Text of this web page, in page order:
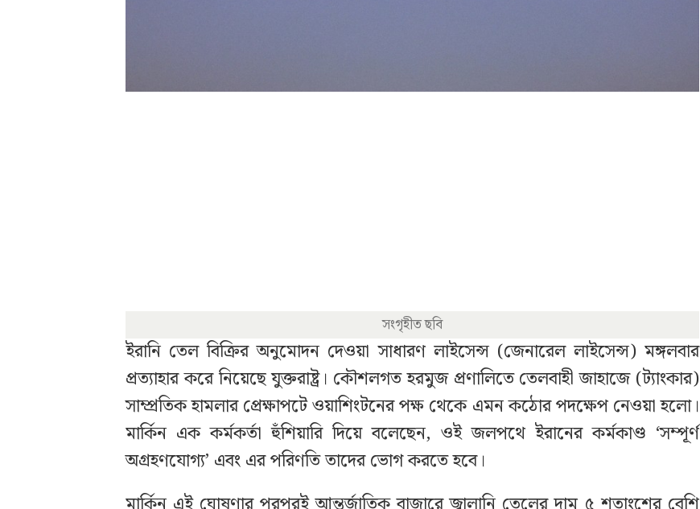
সংগৃহীত ছবি
ইরানি তেল বিক্রির অনুমোদন দেওয়া সাধারণ লাইসেন্স (জেনারেল লাইসেন্স) মঙ্গলবার
প্রত্যাহার করে নিয়েছে যুক্তরাষ্ট্র। কৌশলগত হরমুজ প্রণালিতে তেলবাহী জাহাজে (ট্যাংকার)
সাম্প্রতিক হামলার প্রেক্ষাপটে ওয়াশিংটনের পক্ষ থেকে এমন কঠোর পদক্ষেপ নেওয়া হলো।
মার্কিন এক কর্মকর্তা হুঁশিয়ারি দিয়ে বলেছেন, ওই জলপথে ইরানের কর্মকাণ্ড ‘সম্পূর্ণ
অগ্রহণযোগ্য’ এবং এর পরিণতি তাদের ভোগ করতে হবে।